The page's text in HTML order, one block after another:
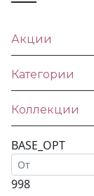
Акции
Категории
Коллекции
BASE_OPT
998